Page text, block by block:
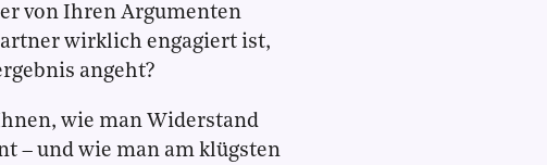
von Ihren Argumenten
wirklich engagiert ist,
angeht?
wie man Widerstand
– und wie man am klügsten